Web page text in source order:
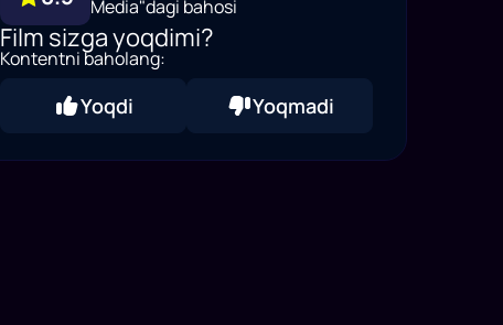
Media"dagi bahosi
Film sizga yoqdimi?
Kontentni baholang:
Yoqdi Yoqmadi